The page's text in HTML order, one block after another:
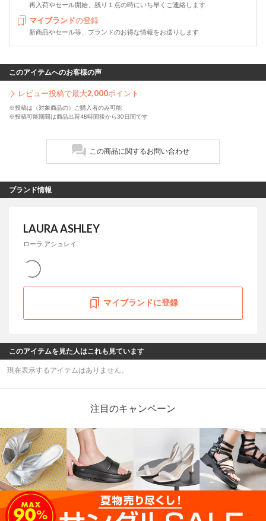
再入荷やセール開始、残り１点の時にいち早くご連絡します
マイブランドの登録
新商品やセール等、ブランドのお得な情報をお送りします
このアイテムへのお客様の声
レビュー投稿で最大2,000ポイント
※投稿は（対象商品の）ご購入者のみ可能
※投稿可能期間は商品出荷48時間後から30日間です
この商品に関するお問い合わせ
ブランド情報
LAURA ASHLEY
ローラ アシュレイ
マイブランドに登録
このアイテムを見た人はこれも見ています
現在表示するアイテムはありません。
注目のキャンペーン